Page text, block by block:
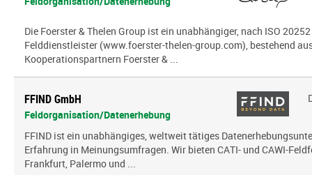
Die Foerster & Thelen Group ist ein unabhängiger, nach ISO
Felddienstleister (www.foerster-thelen-group.com), bestehend
Kooperationspartnern Foerster & ...
FFIND GmbH
Feldorganisation/Datenerhebung
FFIND ist ein unabhängiges, weltweit tätiges
Erfahrung in Meinungsumfragen. Wir bieten CATI- und CAWI-
Frankfurt, Palermo und ...